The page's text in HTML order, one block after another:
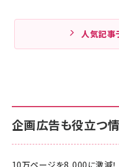
人気記事
企画広告も役立つ情
10万ページを8,000に激減